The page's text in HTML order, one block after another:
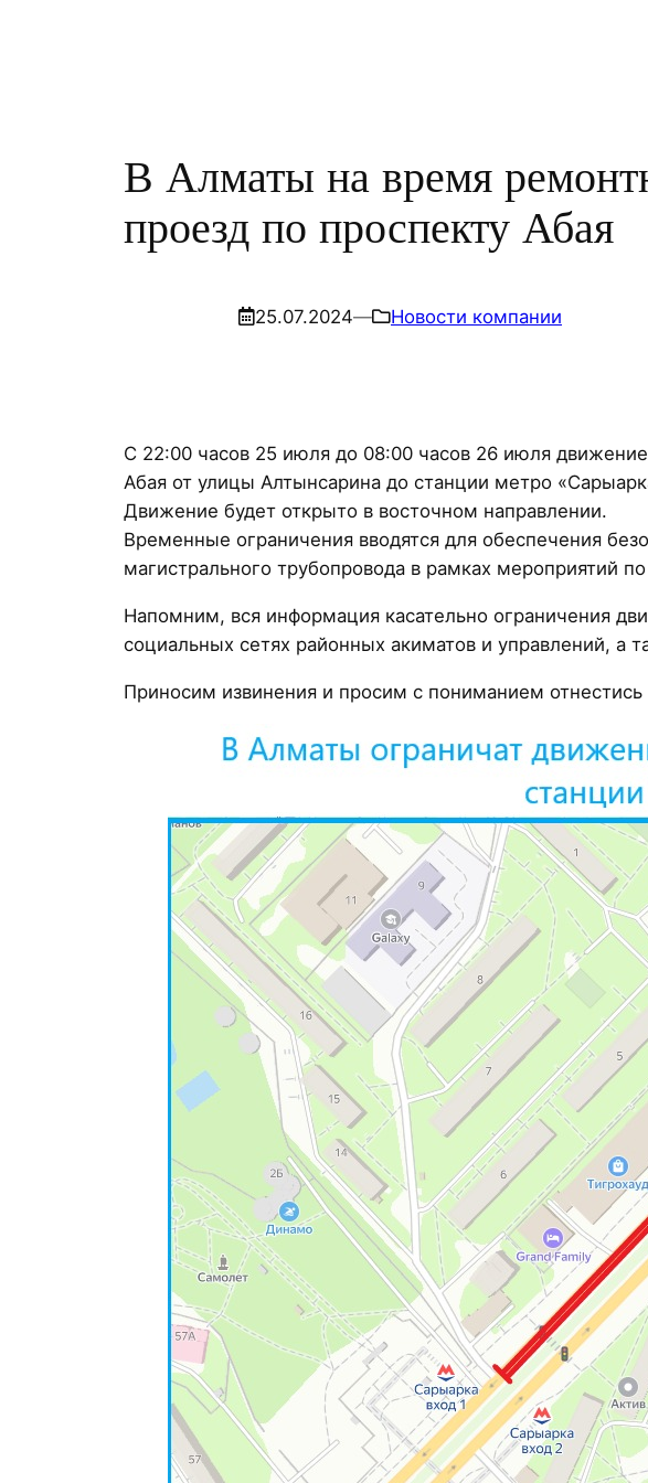
В Алматы на время
проезд по проспекту Абая
25.07.2024— Новости компании
С 22:00 часов 25 июля до 08:00 часов 26 июля
Абая от улицы Алтынсарина до станции метро
Движение будет открыто в восточном направлении.
Временные ограничения вводятся для обеспечения
магистрального трубопровода в рамках мероприятий
Напомним, вся информация касательно ограничения
социальных сетях районных акиматов и управлений, а
Приносим извинения и просим с пониманием